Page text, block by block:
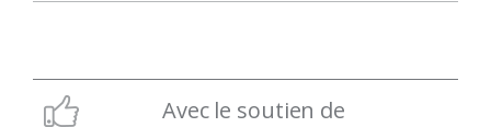
Avec le soutien de